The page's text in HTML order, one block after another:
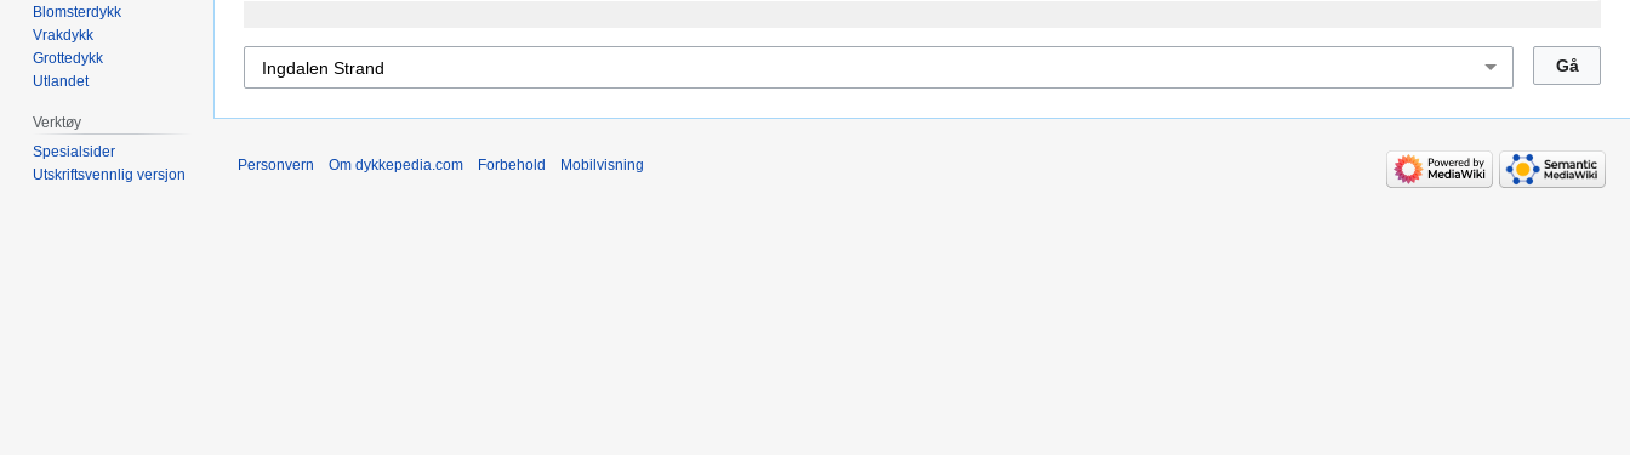
Blomsterdykk
Vrakdykk
Grottedykk
Utlandet
Verktøy
Spesialsider
Utskriftsvennlig versjon
Personvern Om dykkepedia.com Forbehold Mobilvisning